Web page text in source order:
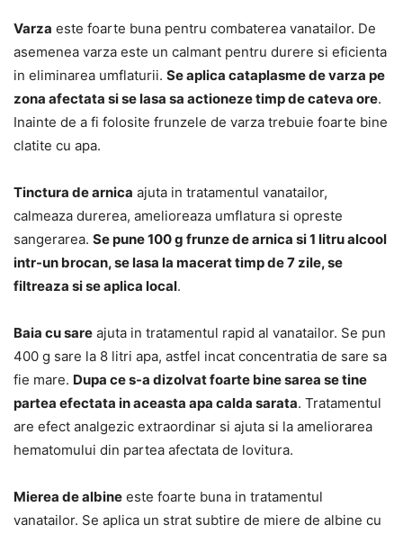
Varza este foarte buna pentru combaterea vanatailor. De
asemenea varza este un calmant pentru durere si eficienta
in eliminarea umflaturii. Se aplica cataplasme de varza pe
zona afectata si se lasa sa actioneze timp de cateva ore.
Inainte de a fi folosite frunzele de varza trebuie foarte bine
clatite cu apa.
Tinctura de arnica ajuta in tratamentul vanatailor,
calmeaza durerea, amelioreaza umflatura si opreste
sangerarea. Se pune 100 g frunze de arnica si 1 litru alcool
intr-un brocan, se lasa la macerat timp de 7 zile, se
filtreaza si se aplica local.
Baia cu sare ajuta in tratamentul rapid al vanatailor. Se pun
400 g sare la 8 litri apa, astfel incat concentratia de sare sa
fie mare. Dupa ce s-a dizolvat foarte bine sarea se tine
partea efectata in aceasta apa calda sarata. Tratamentul
are efect analgezic extraordinar si ajuta si la ameliorarea
hematomului din partea afectata de lovitura.
Mierea de albine este foarte buna in tratamentul
vanatailor. Se aplica un strat subtire de miere de albine cu